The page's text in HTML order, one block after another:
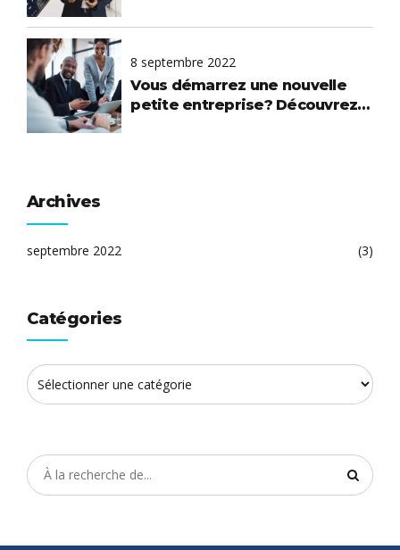
8 septembre 2022
Vous démarrez une nouvelle
petite entreprise? Découvrez
Archives
septembre 2022 (3)
Catégories